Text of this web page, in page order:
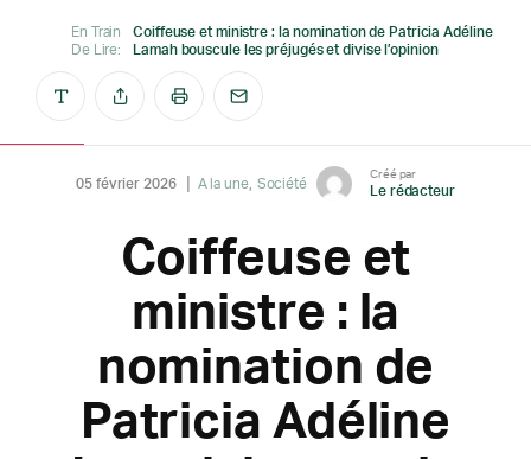
En Train
De Lire:
Coiffeuse et ministre : la nomination de Patricia Adéline
Lamah bouscule les préjugés et divise l’opinion
05 février 2026 A la une Société
Créé par
Le rédacteur
Coiffeuse et
ministre : la
nomination de
Patricia Adéline